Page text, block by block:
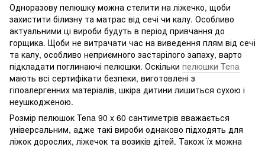
Одноразову пелюшку можна стелити на ліжечко, щоби
захистити білизну та матрас від сечі чи калу. Особливо
актуальними ці вироби будуть в період привчання до
горщика. Щоби не витрачати час на виведення плям від сечі
та калу, особливо неприємного застарілого запаху, варто
підкладати поглинаючі пелюшки. Оскільки пелюшки Tena
мають всі сертифікати безпеки, виготовлені з
гіпоалергенних матеріалів, шкіра дитини лишиться сухою і
неушкодженою.
Розмір пелюшок Tena 90 x 60 сантиметрів вважається
універсальним, адже такі вироби однаково підходять для
ліжок дорослих, ліжечок та возиків дітей. Також їх можна